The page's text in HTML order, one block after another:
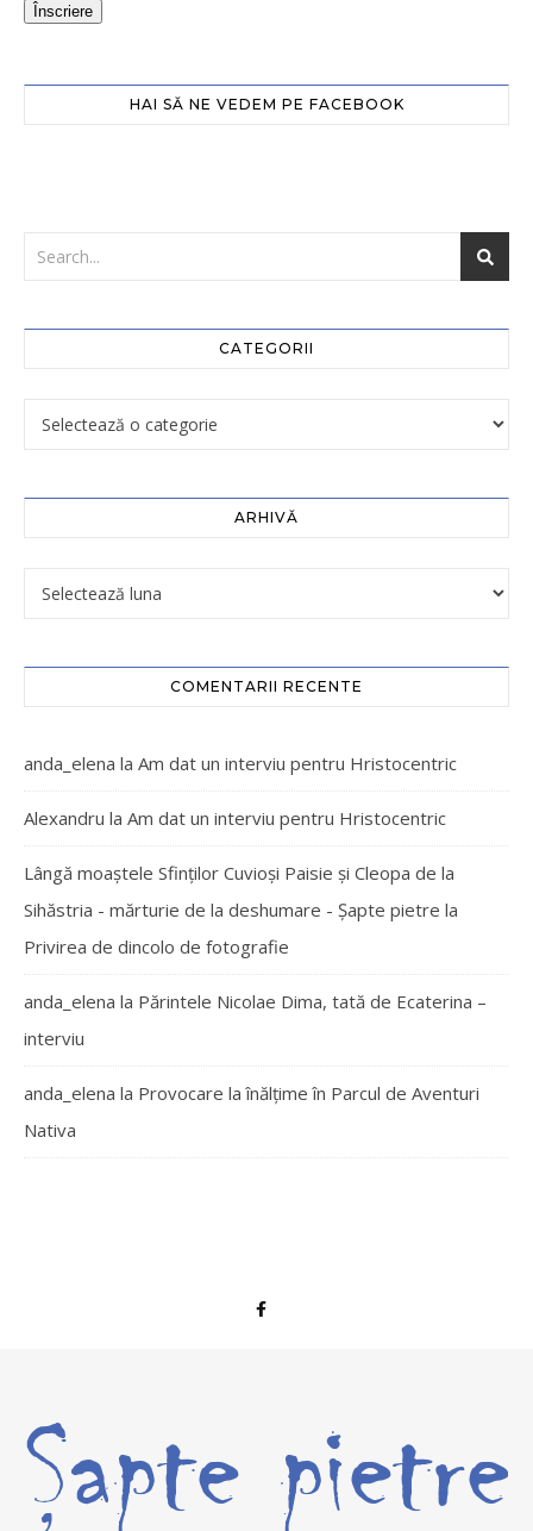
Înscriere
HAI SĂ NE VEDEM PE FACEBOOK
CATEGORII
ARHIVĂ
COMENTARII RECENTE
anda_elena la Am dat un interviu pentru Hristocentric
Alexandru la Am dat un interviu pentru Hristocentric
Lângă moaștele Sfinților Cuvioși Paisie și Cleopa de la
Sihăstria - mărturie de la deshumare - Şapte pietre la
Privirea de dincolo de fotografie
anda_elena la Părintele Nicolae Dima, tată de Ecaterina –
interviu
anda_elena la Provocare la înălțime în Parcul de Aventuri
Nativa